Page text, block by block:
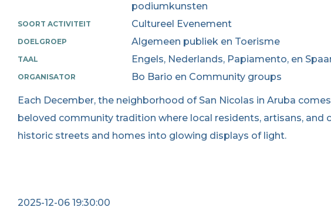
podiumkunsten
SOORT ACTIVITEIT Cultureel Evenement
DOELGROEP Algemeen publiek en Toerisme
TAAL Engels, Nederlands, Papiamento, en
ORGANISATOR Bo Bario en Community groups
Each December, the neighborhood of San Nicolas in Aruba
beloved community tradition where local residents, artisans, and
historic streets and homes into glowing displays of light.
2025-12-06 19:30:00